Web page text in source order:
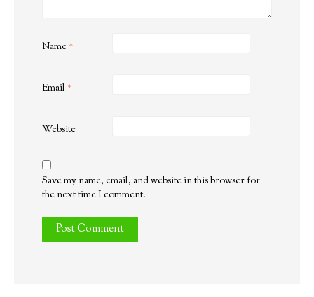
Name *
Email *
Website
Save my name, email, and website in this browser for
the next time I comment.